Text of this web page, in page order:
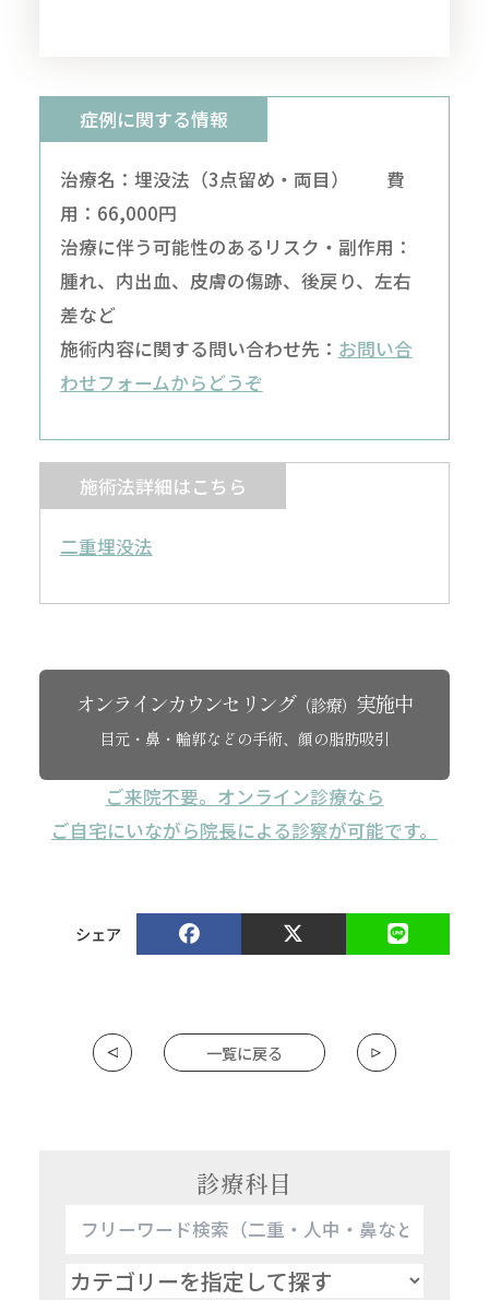
症例に関する情報
治療名：埋没法（3点留め・両目） 費
用：66,000円
治療に伴う可能性のあるリスク・副作用：
腫れ、内出血、皮膚の傷跡、後戻り、左右
差など
施術内容に関する問い合わせ先： お問い合
わせフォームからどうぞ
施術法詳細はこちら
二重埋没法
オンラインカウンセリング（診療） 実施中
目元・鼻・輪郭などの手術、顔の脂肪吸引
ご来院不要。オンライン診療なら
ご自宅にいながら院長による診察が可能です。
シェア
一覧に戻る
診療科目